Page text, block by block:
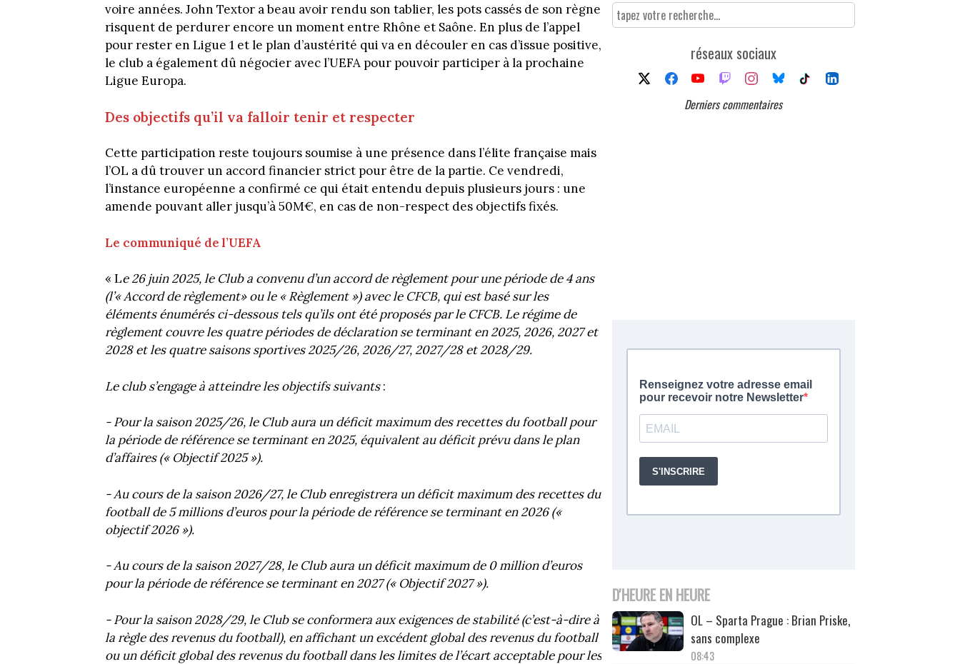
voire années. John Textor a beau avoir rendu son tablier, les pots cassés de son règne
risquent de perdurer encore un moment entre Rhône et Saône. En plus de l’appel
pour rester en Ligue 1 et le plan d’austérité qui va en découler en cas d’issue positive,
le club a également dû négocier avec l’UEFA pour pouvoir participer à la prochaine
Ligue Europa.
Des objectifs qu’il va falloir tenir et respecter
Cette participation reste toujours soumise à une présence dans l’élite française mais
l’OL a dû trouver un accord financier strict pour être de la partie. Ce vendredi,
l’instance européenne a confirmé ce qui était entendu depuis plusieurs jours : une
amende pouvant aller jusqu’à 50M€, en cas de non-respect des objectifs fixés.
Le communiqué de l’UEFA
« Le 26 juin 2025, le Club a convenu d’un accord de règlement pour une période de 4 ans
(l’« Accord de règlement» ou le « Règlement ») avec le CFCB, qui est basé sur les
éléments énumérés ci-dessous tels qu’ils ont été proposés par le CFCB. Le régime de
règlement couvre les quatre périodes de déclaration se terminant en 2025, 2026, 2027 et
2028 et les quatre saisons sportives 2025/26, 2026/27, 2027/28 et 2028/29.
Le club s’engage à atteindre les objectifs suivants:
- Pour la saison 2025/26, le Club aura un déficit maximum des recettes du football pour
la période de référence se terminant en 2025, équivalent au déficit prévu dans le plan
d’affaires (« Objectif 2025 »).
- Au cours de la saison 2026/27, le Club enregistrera un déficit maximum des recettes du
football de 5 millions d’euros pour la période de référence se terminant en 2026 («
objectif 2026 »).
- Au cours de la saison 2027/28, le Club aura un déficit maximum de 0 million d’euros
pour la période de référence se terminant en 2027 (« Objectif 2027 »).
- Pour la saison 2028/29, le Club se conformera aux exigences de stabilité (c’est-à-dire à
la règle des revenus du football), en affichant un excédent global des revenus du football
ou un déficit global des revenus du football dans les limites de l’écart acceptable pour les
réseaux sociaux
Derniers commentaires
D'HEURE EN HEURE
OL – Sparta Prague : Brian Priske,
sans complexe
08:43